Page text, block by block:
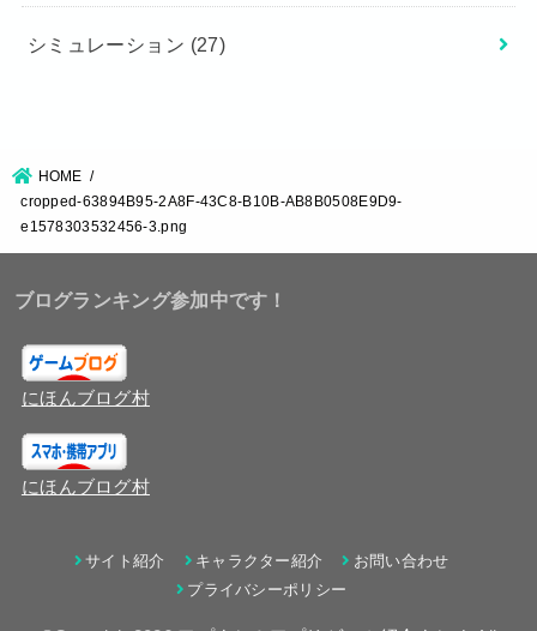
シミュレーション (27)
HOME
cropped-63894B95-2A8F-43C8-B10B-AB8B0508E9D9-
e1578303532456-3.png
ブログランキング参加中です！
にほんブログ村
にほんブログ村
サイト紹介 キャラクター紹介
お問い合わせ
プライバシーポリシー